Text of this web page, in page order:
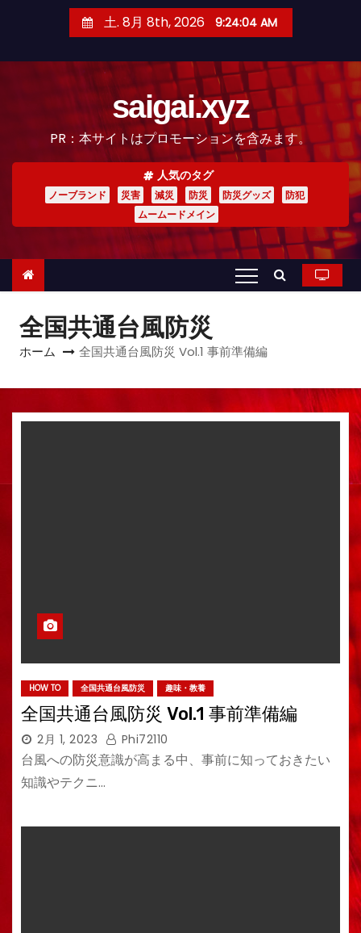
土. 8月 8th, 2026 9:24:05 AM
saigai.xyz
PR：本サイトはプロモーションを含みます。
人気のタグ
ノーブランド 災害 減災 防災 防災グッズ
防犯
ムームードメイン
全国共通台風防災
ホーム 全国共通台風防災 Vol.1 事前準備編
HOW TO 全国共通台風防災 趣味・教養
全国共通台風防災 Vol.1 事前準備編
2月 1, 2023 Phi72110
台風への防災意識が高まる中、事前に知っておきたい
知識やテクニ…